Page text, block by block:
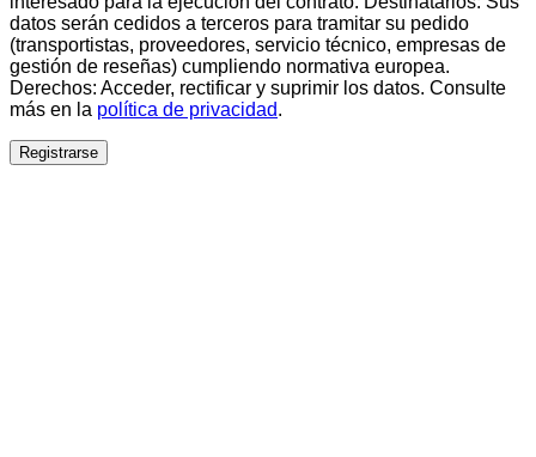
datos serán cedidos a terceros para tramitar su pedido
(transportistas, proveedores, servicio técnico, empresas de
gestión de reseñas) cumpliendo normativa europea.
Derechos: Acceder, rectificar y suprimir los datos. Consulte
más en la política de privacidad.
Registrarse